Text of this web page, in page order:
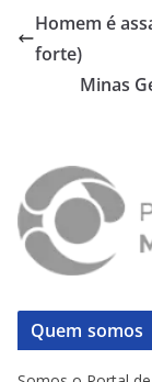
Homem é
forte)
Minas
Quem somos